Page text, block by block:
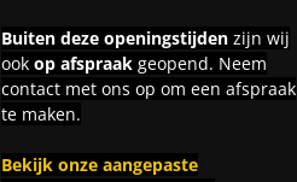
Buiten deze openingstijdenzijn wij
ook op afspraakgeopend. Neem
contact met ons op om een afspraak
te maken.
Bekijk onze aangepaste